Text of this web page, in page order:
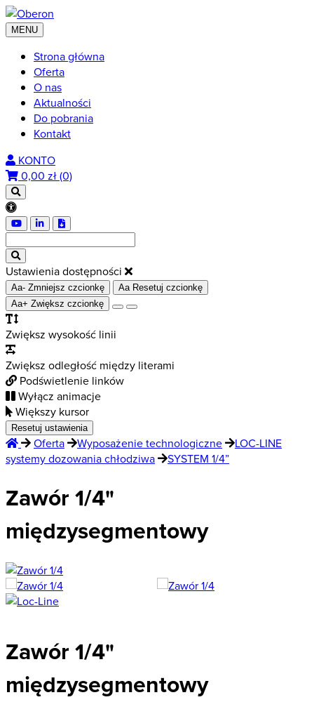
MENU
Strona główna
Oferta
O nas
Aktualności
Do pobrania
Kontakt
KONTO
0,00 zł (0)
Ustawienia dostępności
Aa- Zmniejsz czcionkę Aa Resetuj czcionkę
Aa+ Zwiększ czcionkę
Zwiększ wysokość linii
Zwiększ odległość między literami
Podświetlenie linków
Wyłącz animacje
Większy kursor
Resetuj ustawienia
Oferta Wyposażenie technologiczne
LOC-LINE
systemy dozowania chłodziwa
SYSTEM 1/4”
Zawór 1/4"
międzysegmentowy
Zawór 1/4"
międzysegmentowy